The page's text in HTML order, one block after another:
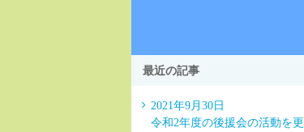
最近の記事
2021年9月30日
令和2年度の後援会の活動を更